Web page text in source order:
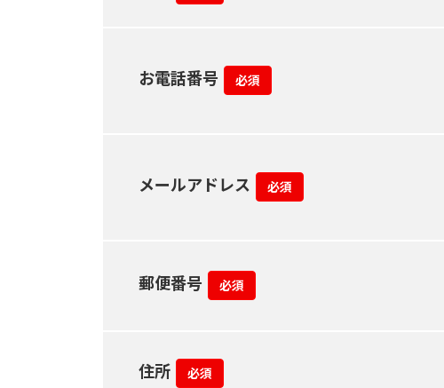
お電話番号 必須
メールアドレス 必須
郵便番号 必須
住所 必須